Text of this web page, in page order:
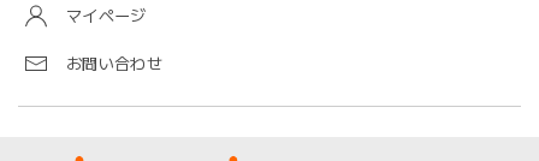
マイページ
お問い合わせ